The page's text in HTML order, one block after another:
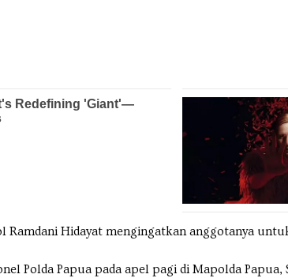
Ramdani Hidayat mengingatkan anggotanya
Polda Papua pada apel pagi di Mapolda Papua,